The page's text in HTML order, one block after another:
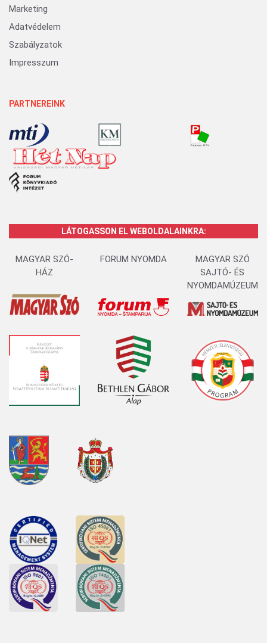
Marketing
Adatvédelem
Szabályzatok
Impresszum
PARTNEREINK
LÁTOGASSON EL WEBOLDALAINKRA:
MAGYAR SZÓ-
HÁZ
FORUM NYOMDA
MAGYAR SZÓ
SAJTÓ- ÉS
NYOMDAMÚZEUM